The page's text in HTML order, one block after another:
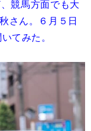
競馬方面でも大
さん。６月５日
てみた。